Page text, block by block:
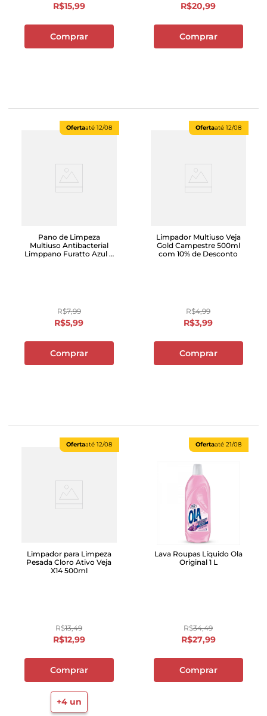
R$15,99
Comprar
R$20,99
Comprar
Ofertaaté 12/08
Pano de Limpeza
Multiuso Antibacterial
Limppano Furatto Azul 5
R$7,99
R$5,99
Comprar
Ofertaaté 12/08
Limpador Multiuso Veja
Gold Campestre 500ml
com 10% de Desconto
R$4,99
R$3,99
Comprar
Ofertaaté 12/08
Limpador para Limpeza
Pesada Cloro Ativo Veja
X14 500ml
R$13,49
R$12,99
Comprar
+4un
Ofertaaté 21/08
Lava Roupas Líquido Ola
Original 1 L
R$34,49
R$27,99
Comprar